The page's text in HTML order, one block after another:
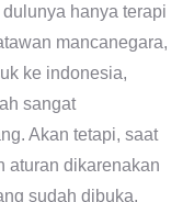
hanya terapi
mancanegara,
ke indonesia,
sangat
Akan tetapi, saat
aturan dikarenakan
sudah dibuka.